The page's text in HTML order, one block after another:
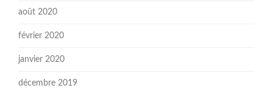
août 2020
février 2020
janvier 2020
décembre 2019